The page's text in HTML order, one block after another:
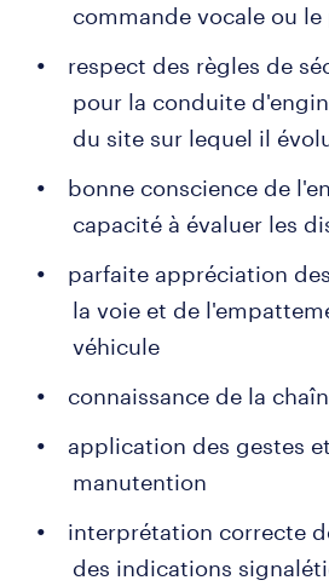
commande vocale ou
respect des règles de
pour la conduite
du site sur lequel il
bonne conscience de
capacité à évaluer les
parfaite appréciation
la voie et de
véhicule
connaissance de la
application des gestes
manutention
interprétation correcte
des indications